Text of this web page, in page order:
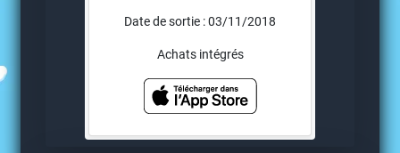
Date de sortie : 03/11/2018
Achats intégrés